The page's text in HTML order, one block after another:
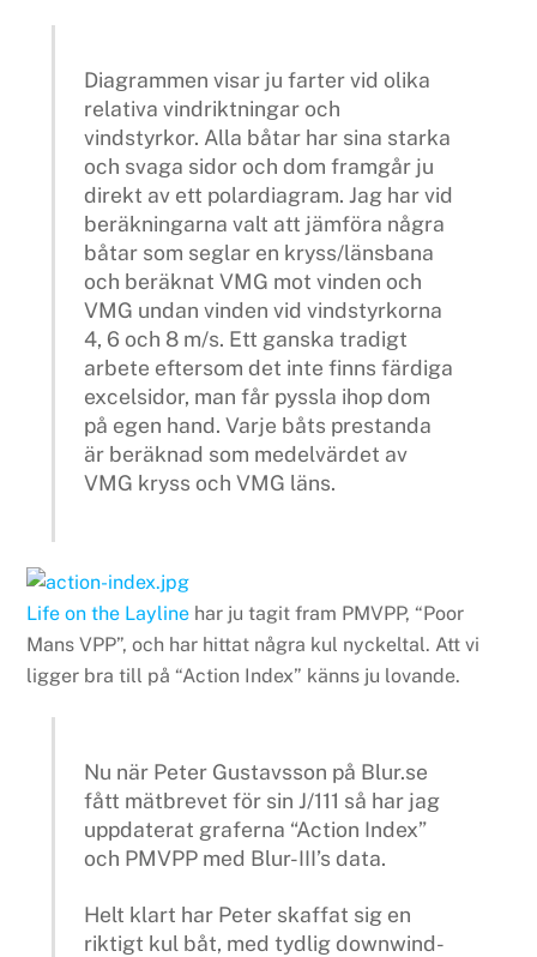
Diagrammen visar ju farter vid olika
relativa vindriktningar och
vindstyrkor. Alla båtar har sina starka
och svaga sidor och dom framgår ju
direkt av ett polardiagram. Jag har vid
beräkningarna valt att jämföra några
båtar som seglar en kryss/länsbana
och beräknat VMG mot vinden och
VMG undan vinden vid vindstyrkorna
4, 6 och 8 m/s. Ett ganska tradigt
arbete eftersom det inte finns färdiga
excelsidor, man får pyssla ihop dom
på egen hand. Varje båts prestanda
är beräknad som medelvärdet av
VMG kryss och VMG läns.
Life on the Layline har ju tagit fram PMVPP, “Poor
Mans VPP”, och har hittat några kul nyckeltal. Att vi
ligger bra till på “Action Index” känns ju lovande.
Nu när Peter Gustavsson på Blur.se
fått mätbrevet för sin J/111 så har jag
uppdaterat graferna “Action Index”
och PMVPP med Blur-III’s data.
Helt klart har Peter skaffat sig en
riktigt kul båt, med tydlig downwind-